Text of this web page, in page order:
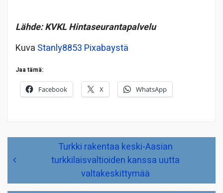
Lähde: KVKL Hintaseurantapalvelu
Kuva Stanly8853 Pixabaystä
Jaa tämä:
Facebook X WhatsApp
Turkki rakentaa keski-Aasian
turkkilaisvaltioiden kanssa uutta
valtakeskittymää